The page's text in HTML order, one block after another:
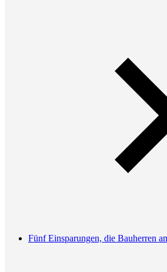
Fünf Einsparungen, die Bauherren